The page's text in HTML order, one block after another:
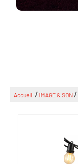
Accueil / IMAGE & SON /